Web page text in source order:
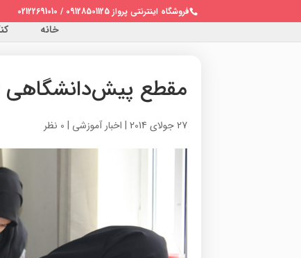
فروشگاه اینترنتی پرواز 09128501125 / 02122691010
خانه
مقطع
27 جولای 2014 | اخبار آموزشی | 0 نظر